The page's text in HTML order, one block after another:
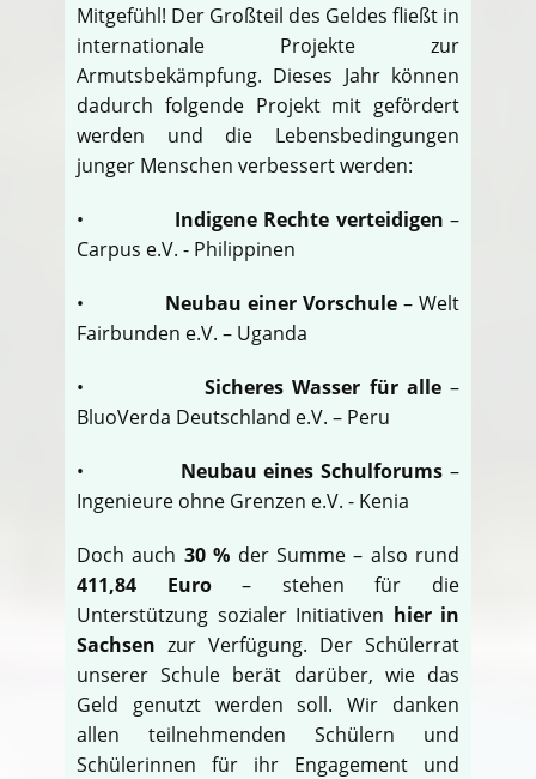
Mitgefühl! Der Großteil des Geldes fließt in
internationale Projekte zur
Armutsbekämpfung. Dieses Jahr können
dadurch folgende Projekt mit gefördert
werden und die Lebensbedingungen
junger Menschen verbessert werden:
• Indigene Rechte verteidigen –
Carpus e.V. - Philippinen
• Neubau einer Vorschule – Welt
Fairbunden e.V. – Uganda
•Sicheres Wasser für alle–
BluoVerda Deutschland e.V. – Peru
• Neubau eines Schulforums –
Ingenieure ohne Grenzen e.V. - Kenia
Doch auch 30 % der Summe – also rund
411,84 Euro– stehen für die
Unterstützung sozialer Initiativen hier in
Sachsen zur Verfügung. Der Schülerrat
unserer Schule berät darüber, wie das
Geld genutzt werden soll. Wir danken
allen teilnehmenden Schülern und
Schülerinnen für ihr Engagement und